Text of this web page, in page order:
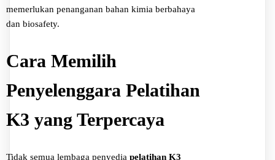
memerlukan penanganan bahan kimia berbahaya
dan biosafety.
Cara Memilih
Penyelenggara Pelatihan
K3 yang Terpercaya
Tidak semua lembaga penyedia pelatihan K3